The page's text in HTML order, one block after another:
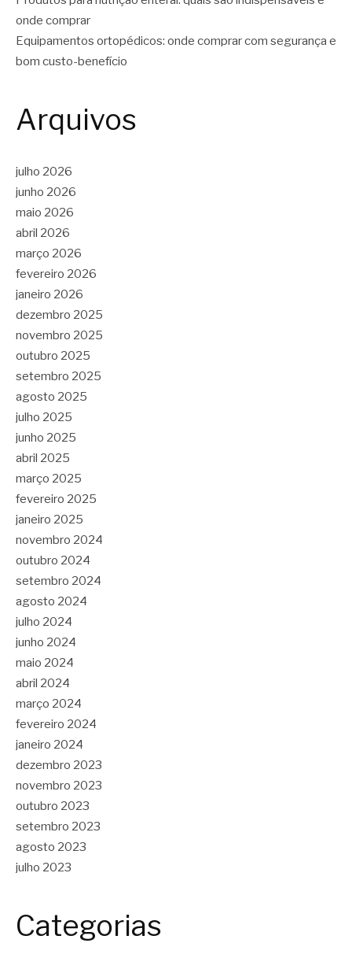
onde comprar
Equipamentos ortopédicos: onde comprar com segurança e
bom custo-benefício
Arquivos
julho 2026
junho 2026
maio 2026
abril 2026
março 2026
fevereiro 2026
janeiro 2026
dezembro 2025
novembro 2025
outubro 2025
setembro 2025
agosto 2025
julho 2025
junho 2025
abril 2025
março 2025
fevereiro 2025
janeiro 2025
novembro 2024
outubro 2024
setembro 2024
agosto 2024
julho 2024
junho 2024
maio 2024
abril 2024
março 2024
fevereiro 2024
janeiro 2024
dezembro 2023
novembro 2023
outubro 2023
setembro 2023
agosto 2023
julho 2023
Categorias